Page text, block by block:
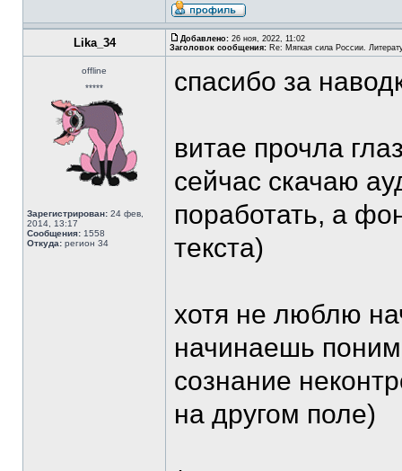
Lika_34 Добавлено: 26 ноя, 2022, 11:02
Заголовок сообщения: Re: Мягкая сила России.
offline
*****
Зарегистрирован: 24 фев,
2014, 13:17
Сообщения: 1558
Откуда: регион 34
спасибо за
витае прочла
сейчас скачаю
поработать, а
текста)
хотя не люблю
начинаешь
сознание
на другом поле)